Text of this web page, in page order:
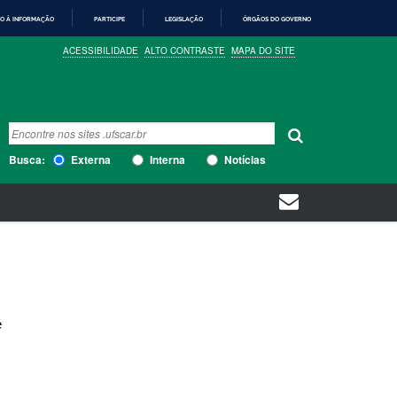
À INFORMAÇÃO PARTICIPE LEGISLAÇÃO ÓRGÃOS DO GOVERNO
ACESSIBILIDADE ALTO CONTRASTE MAPA DO SITE
Busca
Busca Avançada…
Busca: Externa Interna Notícias